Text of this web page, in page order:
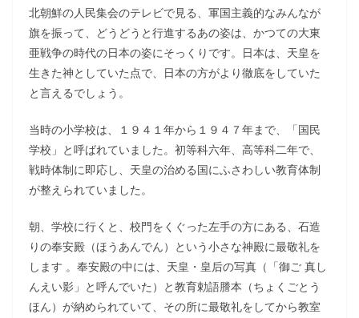
北朝鮮の人民集会のテレビで見る、軍国主義的なみんなが
旗を振って、どうどうと行進するあの姿は、かつての大東
亜戦争の時代の日本の姿にそっくりです。日本は、天皇を
生きた神としていた点で、日本の方がより徹底をしていた
と言えるでしょう。
当時の小学校は、１９４１年から１９４７年まで、「国民
学校」と呼ばれていました。初等科六年、高等科二年で、
戦時体制に即応し、天皇の治める国にふさわしい教育体制
が整えられていました。
朝、学校に行くと、校門をくぐった左手の方にある、石造
りの奉安殿（ほうあんでん）という小さな神殿に最敬礼を
します 。奉安殿の中には、天皇・皇后の写真（「御ご 真し
んえい影」と呼んでいた）と教育勅語謄本（ちょくごとう
ほん）が納められていて、その所に最敬礼をしてから教室